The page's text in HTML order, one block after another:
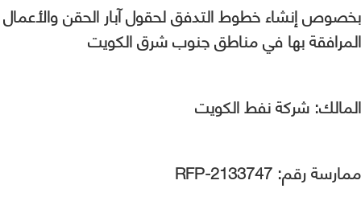
بخصوص إنشاء خطوط التدفق لحقول آبار الحقن والأعمال
المرافقة بها في مناطق جنوب شرق الكويت
المالك: شركة نفط الكويت
ممارسة رقم: RFP-2133747